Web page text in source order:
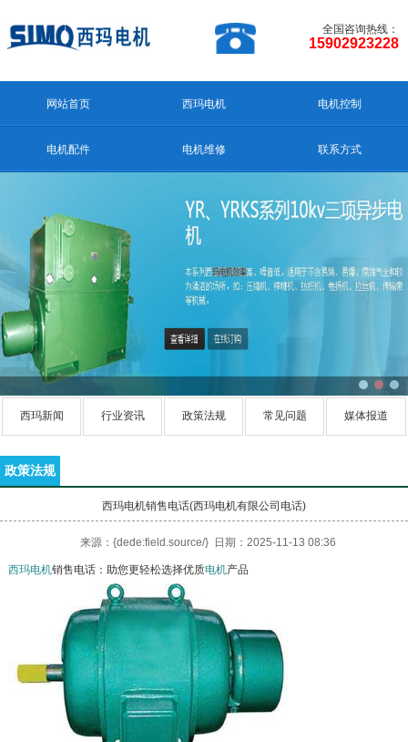
全国咨询热线：
15902923228
网站首页 西玛电机 电机控制
电机配件 电机维修 联系方式
西玛新闻 行业资讯 政策法规 常见问题 媒体报道
政策法规
西玛电机销售电话(西玛电机有限公司电话)
来源：{dede:field.source/} 日期：2025-11-13 08:36
西玛电机销售电话：助您更轻松选择优质电机产品